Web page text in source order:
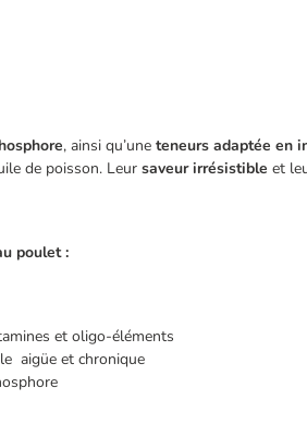
, ainsi qu’une teneurs adaptée en
de poisson. Leur saveur irrésistible et
poulet :
et oligo-éléments
aigüe et chronique